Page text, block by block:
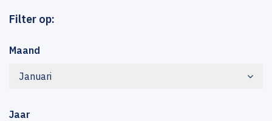
Filter op:
Maand
Januari
Jaar